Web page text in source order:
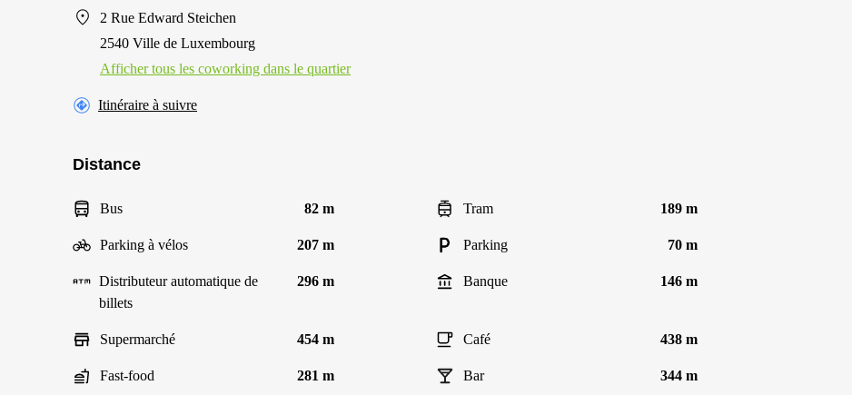
2 Rue Edward Steichen
2540 Ville de Luxembourg
Afficher tous les сoworking dans le quartier
Itinéraire à suivre
Distance
Bus 82 m Tram 189 m
Parking à vélos 207 m Parking 70 m
Distributeur automatique de
billets
296 m Banque 146 m
Supermarché 454 m Café 438 m
Fast-food 281 m Bar 344 m